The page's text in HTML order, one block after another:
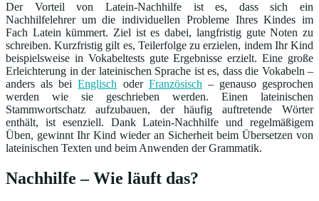
Der Vorteil von Latein-Nachhilfe ist es, dass sich ein
Nachhilfelehrer um die individuellen Probleme Ihres Kindes im
Fach Latein kümmert. Ziel ist es dabei, langfristig gute Noten zu
schreiben. Kurzfristig gilt es, Teilerfolge zu erzielen, indem Ihr Kind
beispielsweise in Vokabeltests gute Ergebnisse erzielt. Eine große
Erleichterung in der lateinischen Sprache ist es, dass die Vokabeln –
anders als beiEnglisch oder Französisch – genauso gesprochen
werden wie sie geschrieben werden. Einen lateinischen
Stammwortschatz aufzubauen, der häufig auftretende Wörter
enthält, ist esenziell. Dank Latein-Nachhilfe und regelmäßigem
Üben, gewinnt Ihr Kind wieder an Sicherheit beim Übersetzen von
lateinischen Texten und beim Anwenden der Grammatik.
Nachhilfe – Wie läuft das?